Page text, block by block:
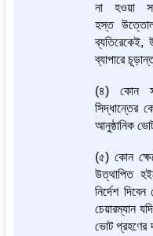
না হওয়া
হস্ত
ব্যতিরেকেই,
ব্যাপারে
(৪) কোন
সিদ্ধান্তের
আনুষ্ঠানিক
(৫) কোন
উত্থাপিত
নির্দেশ
চেয়ারম্যান
ভোট গ্রহণের